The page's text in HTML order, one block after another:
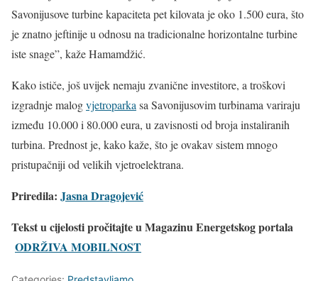
Savonijusove turbine kapaciteta pet kilovata je oko 1.500 eura, što
je znatno jeftinije u odnosu na tradicionalne horizontalne turbine
iste snage”, kaže Hamamdžić.
Kako ističe, još uvijek nemaju zvanične investitore, a troškovi
izgradnje malogvjetroparka sa Savonijusovim turbinama variraju
između 10.000 i 80.000 eura, u zavisnosti od broja instaliranih
turbina. Prednost je, kako kaže, što je ovakav sistem mnogo
pristupačniji od velikih vjetroelektrana.
Priredila: Jasna Dragojević
Tekst u cijelosti pročitajte uMagazinu Energetskog portala
ODRŽIVA MOBILNOST